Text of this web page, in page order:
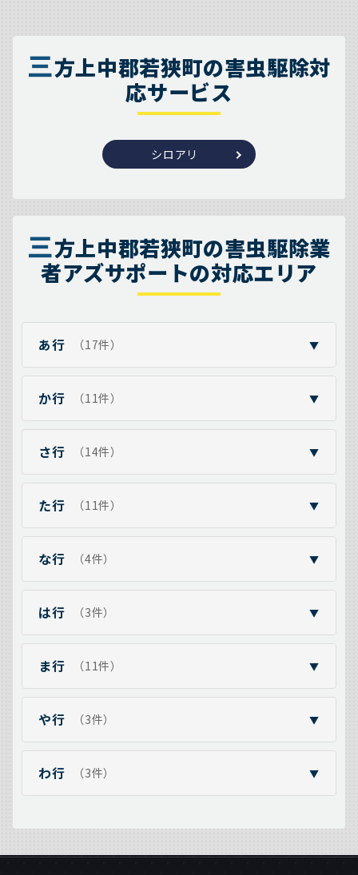
三方上中郡若狭町の害虫駆除対
応サービス
シロアリ
三方上中郡若狭町の害虫駆除業
者アズサポートの対応エリア
あ行 （17件） ▼
か行 （11件） ▼
さ行 （14件） ▼
た行 （11件） ▼
な行 （4件） ▼
は行 （3件） ▼
ま行 （11件） ▼
や行 （3件） ▼
わ行 （3件） ▼